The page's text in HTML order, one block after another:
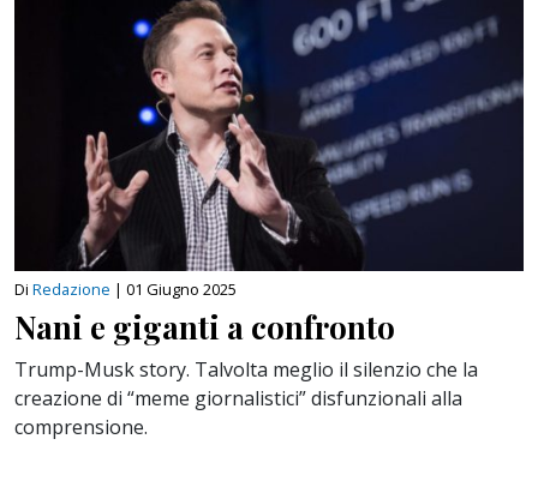
Di Redazione | 01 Giugno 2025
Nani e giganti a confronto
Trump-Musk story. Talvolta meglio il silenzio che la
creazione di “meme giornalistici” disfunzionali alla
comprensione.